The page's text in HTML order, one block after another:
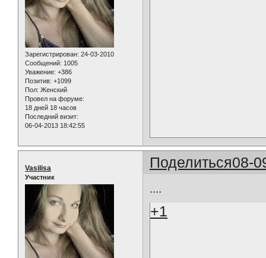
Зарегистрирован: 24-03-2010
Сообщений: 1005
Уважение: +386
Позитив: +1099
Пол: Женский
Провел на форуме:
18 дней 18 часов
Последний визит:
06-04-2013 18:42:55
Поделиться08-
Vasilisa
Участник
....
+1